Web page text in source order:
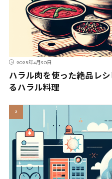
2025年4月20日
ハラル肉を使った絶品レ
るハラル料理